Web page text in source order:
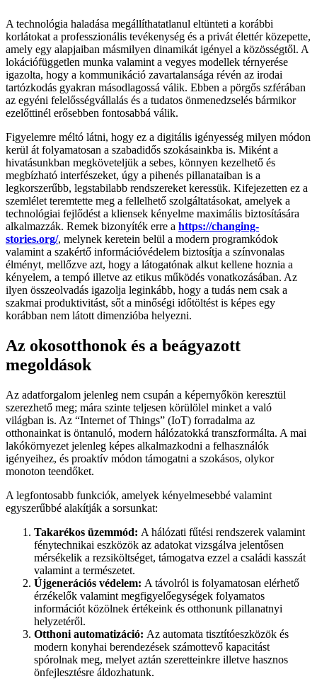
A technológia haladása megállíthatatlanul eltünteti a korábbi
korlátokat a professzionális tevékenység és a privát élettér közepette,
amely egy alapjaiban másmilyen dinamikát igényel a közösségtől. A
lokációfüggetlen munka valamint a vegyes modellek térnyerése
igazolta, hogy a kommunikáció zavartalansága révén az irodai
tartózkodás gyakran másodlagossá válik. Ebben a pörgős szférában
az egyéni felelősségvállalás és a tudatos önmenedzselés bármikor
ezelőttinél erősebben fontosabbá válik.
Figyelemre méltó látni, hogy ez a digitális igényesség milyen módon
kerül át folyamatosan a szabadidős szokásainkba is. Miként a
hivatásunkban megköveteljük a sebes, könnyen kezelhető és
megbízható interfészeket, úgy a pihenés pillanataiban is a
legkorszerűbb, legstabilabb rendszereket keressük. Kifejezetten ez a
szemlélet teremtette meg a fellelhető szolgáltatásokat, amelyek a
technológiai fejlődést a kliensek kényelme maximális biztosítására
alkalmazzák. Remek bizonyíték erre a https://changing-
stories.org/, melynek keretein belül a modern programkódok
valamint a szakértő információvédelem biztosítja a színvonalas
élményt, mellőzve azt, hogy a látogatónak alkut kellene hoznia a
kényelem, a tempó illetve az etikus működés vonatkozásában. Az
ilyen összeolvadás igazolja leginkább, hogy a tudás nem csak a
szakmai produktivitást, sőt a minőségi időtöltést is képes egy
korábban nem látott dimenzióba helyezni.
Az okosotthonok és a beágyazott
megoldások
Az adatforgalom jelenleg nem csupán a képernyőkön keresztül
szerezhető meg; mára szinte teljesen körülölel minket a való
világban is. Az “Internet of Things” (IoT) forradalma az
otthonainkat is öntanuló, modern hálózatokká transzformálta. A mai
lakókörnyezet jelenleg képes alkalmazkodni a felhasználók
igényeihez, és proaktív módon támogatni a szokásos, olykor
monoton teendőket.
A legfontosabb funkciók, amelyek kényelmesebbé valamint
egyszerűbbé alakítják a sorsunkat:
Takarékos üzemmód: A hálózati fűtési rendszerek valamint
fénytechnikai eszközök az adatokat vizsgálva jelentősen
mérsékelik a rezsiköltséget, támogatva ezzel a családi kasszát
valamint a természetet.
Újgenerációs védelem: A távolról is folyamatosan elérhető
érzékelők valamint megfigyelőegységek folyamatos
információt közölnek értékeink és otthonunk pillanatnyi
helyzetéről.
Otthoni automatizáció: Az automata tisztítóeszközök és
modern konyhai berendezések számottevő kapacitást
spórolnak meg, melyet aztán szeretteinkre illetve hasznos
önfejlesztésre áldozhatunk.